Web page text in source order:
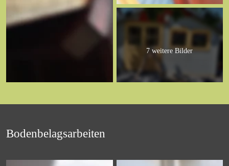
7 weitere Bilder
Bodenbelagsarbeiten